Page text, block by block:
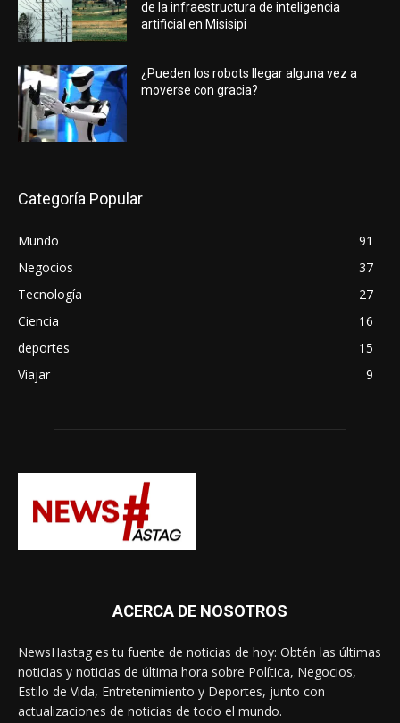
de la infraestructura de inteligencia
artificial en Misisipi
¿Pueden los robots llegar alguna vez a
moverse con gracia?
Categoría Popular
Mundo
91
Negocios
37
Tecnología
27
Ciencia
16
deportes
15
Viajar
9
ACERCA DE NOSOTROS
NewsHastag es tu fuente de noticias de hoy: Obtén las últimas
noticias y noticias de última hora sobre Política, Negocios,
Estilo de Vida, Entretenimiento y Deportes, junto con
actualizaciones de noticias de todo el mundo.